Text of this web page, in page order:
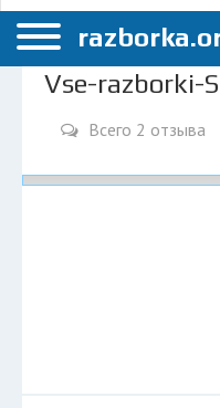
Главная
Каталог разборок
Санкт-Петербург
Vse-razborki-
Всего 2 отзыва